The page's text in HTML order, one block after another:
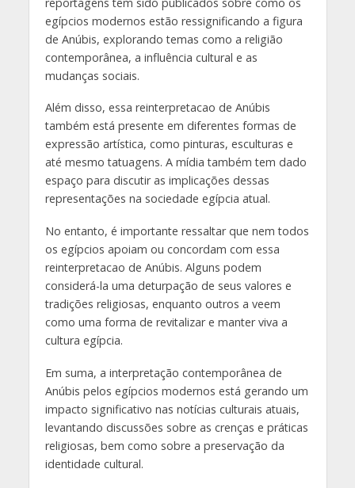
egípcios modernos estão ressignificando a figura
de Anúbis, explorando temas como a religião
contemporânea, a influência cultural e as
mudanças sociais.
Além disso, essa reinterpretacao de Anúbis
também está presente em diferentes formas de
expressão artística, como pinturas, esculturas e
até mesmo tatuagens. A mídia também tem dado
espaço para discutir as implicações dessas
representações na sociedade egípcia atual.
No entanto, é importante ressaltar que nem todos
os egípcios apoiam ou concordam com essa
reinterpretacao de Anúbis. Alguns podem
considerá-la uma deturpação de seus valores e
tradições religiosas, enquanto outros a veem
como uma forma de revitalizar e manter viva a
cultura egípcia.
Em suma, a interpretação contemporânea de
Anúbis pelos egípcios modernos está gerando um
impacto significativo nas notícias culturais atuais,
levantando discussões sobre as crenças e práticas
religiosas, bem como sobre a preservação da
identidade cultural.